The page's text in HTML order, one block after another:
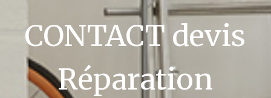
CONTACT devis
Réparation